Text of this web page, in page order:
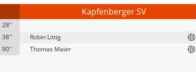
Kapfenberger SV
28''
38''
Robin Littig
90''
Thomas Maier